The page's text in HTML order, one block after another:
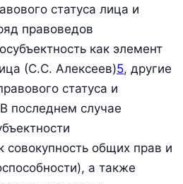
статуса лица и
правоведов
как элемент
(С.С. Алексеев)5, другие
статуса и
последнем случае
совокупность общих прав и
а также